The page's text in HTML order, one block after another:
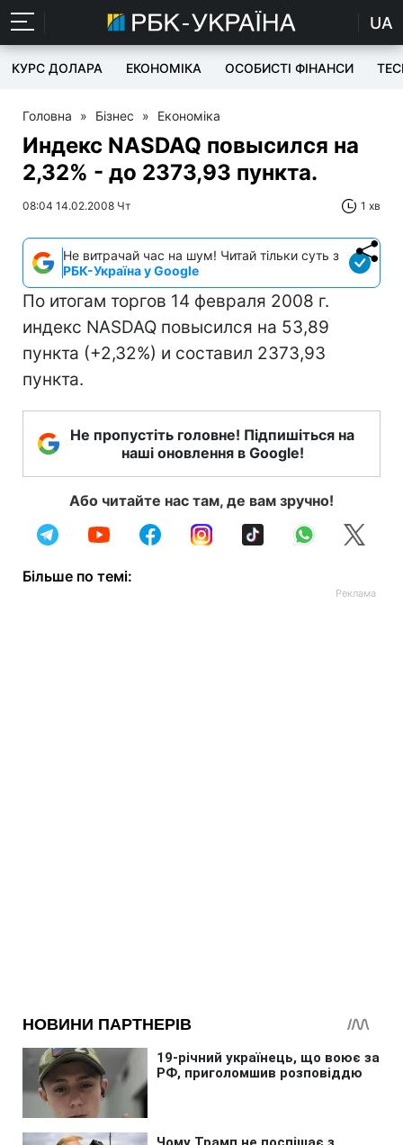
UA
КУРС ДОЛАРА ЕКОНОМІКА ОСОБИСТІ ФІНАНСИ
Головна » Бізнес » Економіка
Индекс NASDAQ повысился на
2,32% - до 2373,93 пункта.
08:04 14.02.2008 Чт 1 хв
Не витрачай час на шум! Читай тільки суть з
РБК-Україна у Google
По итогам торгов 14 февраля 2008 г.
индекс NASDAQ повысился на 53,89
пункта (+2,32%) и составил 2373,93
пункта.
Не пропустіть головне! Підпишіться на
наші оновлення в Google!
Або читайте нас там, де вам зручно!
Більше по темі: